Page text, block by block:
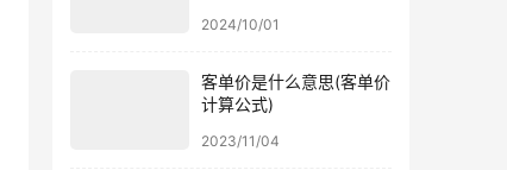
2024/10/01
客单价是什么意思(客单价
计算公式)
2023/11/04